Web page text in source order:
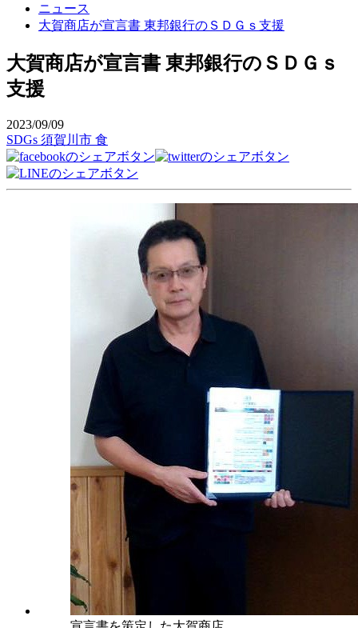
ニュース
大賀商店が宣言書 東邦銀行のＳＤＧｓ支援
大賀商店が宣言書 東邦銀行のＳＤＧｓ
支援
2023/09/09
SDGs 須賀川市 食